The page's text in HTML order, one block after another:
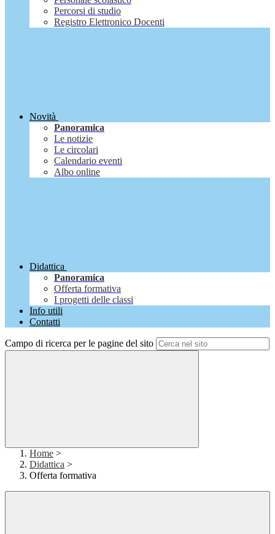
Percorsi di studio
Registro Elettronico Docenti
Novità
Panoramica
Le notizie
Le circolari
Calendario eventi
Albo online
Didattica
Panoramica
Offerta formativa
I progetti delle classi
Info utili
Contatti
Campo di ricerca per le pagine del sito
Home >
Didattica >
Offerta formativa